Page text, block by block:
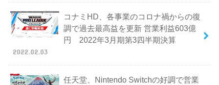
コナミHD、各事業のコロナ禍からの復
調で過去最高益を更新 営業利益603億
円 2022年3月期第3四半期決算
2022.02.03
任天堂、Nintendo Switchの好調で営業